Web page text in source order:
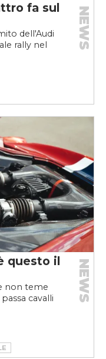
fa sul
dell'Audi
rally nel
NEWS
questo il
non teme
cavalli
NEWS